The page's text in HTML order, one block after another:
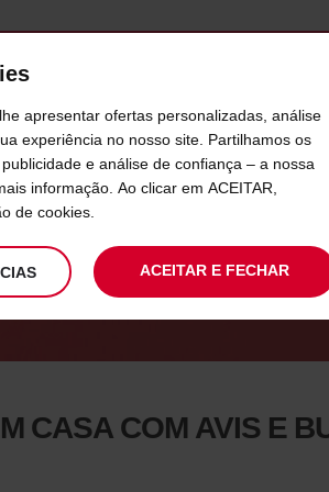
EM CASA
HÁ PROBLEMA
CASA COM AVIS E
apresentar ofertas personalizadas, análise
experiência no nosso site. Partilhamos os
e análise de confiança – a nossa
informação. Ao clicar em ACEITAR,
de cookies.
ACEITAR E FECHAR